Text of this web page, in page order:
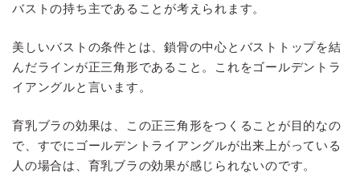
バストの持ち主であることが考えられます。
美しいバストの条件とは、鎖骨の中心とバストトップを結
んだラインが正三角形であること。これをゴールデントラ
イアングルと言います。
育乳ブラの効果は、この正三角形をつくることが目的なの
で、すでにゴールデントライアングルが出来上がっている
人の場合は、育乳ブラの効果が感じられないのです。